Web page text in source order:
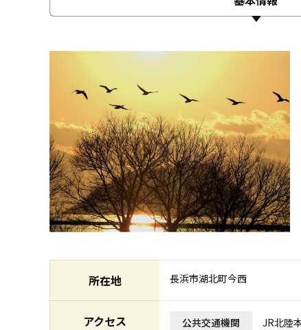
所在地 長浜市湖北町今西
アクセス 公共交通機関 JR北陸